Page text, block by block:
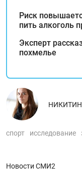
Риск
пить алкоголь
Эксперт
похмелье
спорт исследование
Новости СМИ2